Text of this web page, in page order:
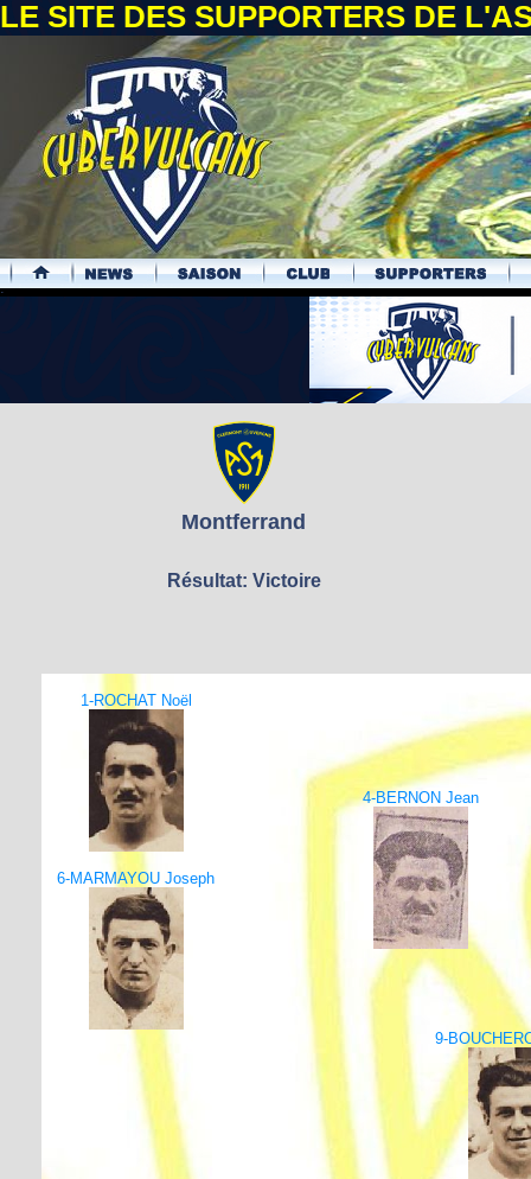
LE SITE DES SUPPORTERS DE
.
Montferrand
Résultat: Victoire
1-ROCHAT Noël
4-BERNON Jean
6-MARMAYOU Joseph
9-